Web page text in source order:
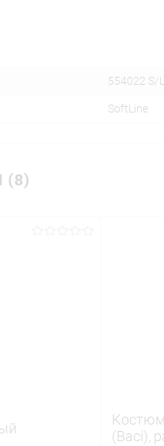
554022 S/L
SoftLine
(8)
(Baci),